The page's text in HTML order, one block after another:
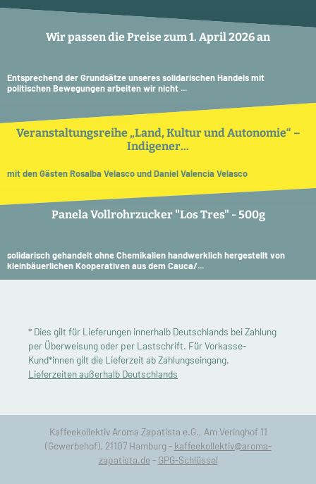
Wir passen die Preise zum 1. April 2026 an
Entsprechend der Grundsätze unseres solidarischen Handels mit
politischen Bewegungen arbeiten wir nicht ...
Veranstaltungsreihe „Land, Kultur und Autonomie“ –
Indigener...
mit den Gästen Rosalba Velasco und Daniel Valencia Velasco
Panela Vollrohrzucker "Los Tres" - 500g
solidarisch gehandelt ohne Chemikalien handwerklich hergestellt von
kleinbäuerlichen Kooperativen aus dem Cauca/...
* Dies gilt für Lieferungen innerhalb Deutschlands bei Zahlung
per Überweisung oder per Lastschrift. Für Vorkasse-
Kund*innen gilt die Lieferzeit ab Zahlungseingang.
Lieferzeiten außerhalb Deutschlands
Kaffeekollektiv Aroma Zapatista e.G., Am Veringhof 11
(Gewerbehof), 21107 Hamburg - kaffeekollektiv@aroma-
zapatista.de- GPG-Schlüssel